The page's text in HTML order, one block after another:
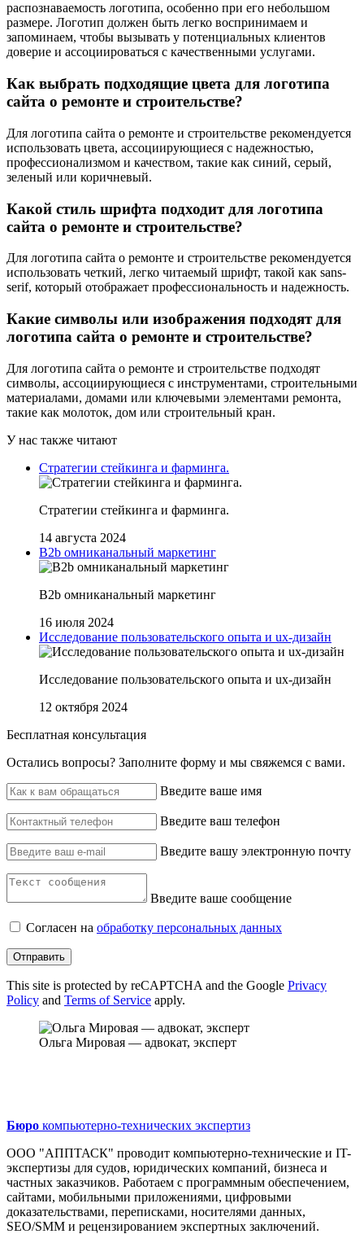
распознаваемость логотипа, особенно при его небольшом
размере. Логотип должен быть легко воспринимаем и
запоминаем, чтобы вызывать у потенциальных клиентов
доверие и ассоциироваться с качественными услугами.
Как выбрать подходящие цвета для логотипа
сайта о ремонте и строительстве?
Для логотипа сайта о ремонте и строительстве рекомендуется
использовать цвета, ассоциирующиеся с надежностью,
профессионализмом и качеством, такие как синий, серый,
зеленый или коричневый.
Какой стиль шрифта подходит для логотипа
сайта о ремонте и строительстве?
Для логотипа сайта о ремонте и строительстве рекомендуется
использовать четкий, легко читаемый шрифт, такой как sans-
serif, который отображает профессиональность и надежность.
Какие символы или изображения подходят для
логотипа сайта о ремонте и строительстве?
Для логотипа сайта о ремонте и строительстве подходят
символы, ассоциирующиеся с инструментами, строительными
материалами, домами или ключевыми элементами ремонта,
такие как молоток, дом или строительный кран.
У нас также читают
Стратегии стейкинга и фарминга.
Стратегии стейкинга и фарминга.
14 августа 2024
B2b омниканальный маркетинг
B2b омниканальный маркетинг
16 июля 2024
Исследование пользовательского опыта и ux-дизайн
Исследование пользовательского опыта и ux-дизайн
12 октября 2024
Бесплатная консультация
Остались вопросы? ‌Заполните форму и мы свяжемся с вами.
Введите ваше имя
Введите ваш телефон
Введите вашу электронную почту
Введите ваше сообщение
Согласен на обработку персональных данных
Отправить
This site is protected by reCAPTCHA and the Google Privacy
Policy and Terms of Service apply.
Ольга Мировая — адвокат, эксперт
Бюро компьютерно-технических экспертиз
ООО "АППТАСК" проводит компьютерно-технические и IT-
экспертизы для судов, юридических компаний, бизнеса и
частных заказчиков. Работаем с программным обеспечением,
сайтами, мобильными приложениями, цифровыми
доказательствами, переписками, носителями данных,
SEO/SMM и рецензированием экспертных заключений.